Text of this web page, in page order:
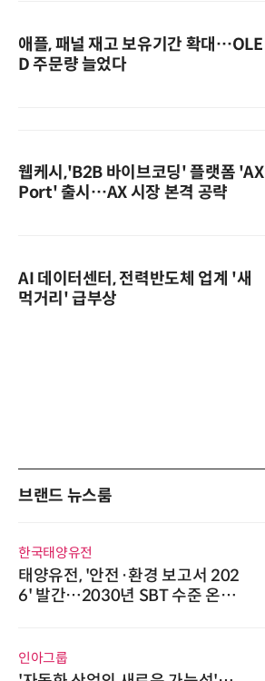
애플, 패널 재고 보유기간 확대…OLE
D 주문량 늘었다
웹케시,'B2B 바이브코딩' 플랫폼 'AX
Port' 출시…AX 시장 본격 공략
AI 데이터센터, 전력반도체 업계 '새
먹거리' 급부상
브랜드 뉴스룸
한국태양유전
태양유전, '안전·환경 보고서 202
6' 발간…2030년 SBT 수준 온실
인아그룹